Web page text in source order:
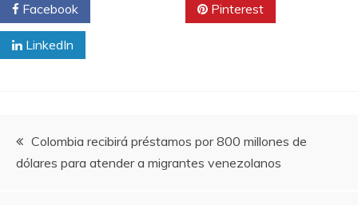
Facebook Pinterest
LinkedIn
Navegación
de
Colombia recibirá préstamos por 800 millones de
dólares para atender a migrantes venezolanos